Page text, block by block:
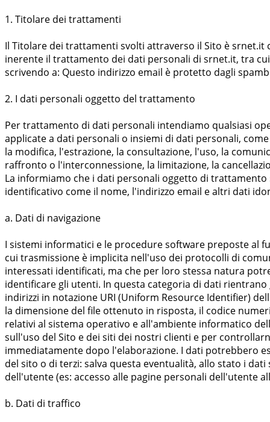
1. Titolare dei trattamenti
Il Titolare dei trattamenti svolti attraverso il Sito è
inerente il trattamento dei dati personali di srnet.it, tra
scrivendo a: Questo indirizzo email è protetto dagli
2. I dati personali oggetto del trattamento
Per trattamento di dati personali intendiamo qualsiasi
applicate a dati personali o insiemi di dati personali,
la modifica, l'estrazione, la consultazione, l'uso, la
raffronto o l'interconnessione, la limitazione, la
La informiamo che i dati personali oggetto di trattamento
identificativo come il nome, l'indirizzo email e altri dati
a. Dati di navigazione
I sistemi informatici e le procedure software preposte al
cui trasmissione è implicita nell'uso dei protocolli di
interessati identificati, ma che per loro stessa natura
identificare gli utenti. In questa categoria di dati
indirizzi in notazione URI (Uniform Resource Identifier)
la dimensione del file ottenuto in risposta, il codice
relativi al sistema operativo e all'ambiente informatico
sull'uso del Sito e dei siti dei nostri clienti e per
immediatamente dopo l'elaborazione. I dati potrebbero
del sito o di terzi: salva questa eventualità, allo stato i
dell'utente (es: accesso alle pagine personali dell'utente
b. Dati di traffico